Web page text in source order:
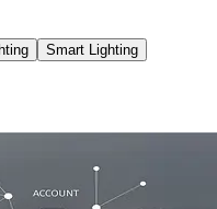
Smart Lighting